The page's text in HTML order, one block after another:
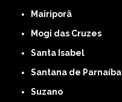
Mairiporã
Mogi das Cruzes
Santa Isabel
Santana de Parnaíba
Suzano